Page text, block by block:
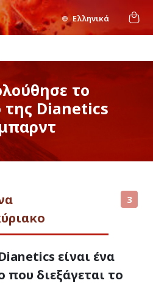
Ελληνικά
το
της Dianetics
3
είναι ένα
που διεξάγεται το